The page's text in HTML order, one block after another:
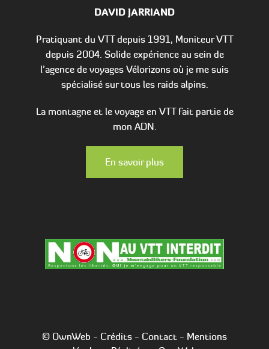
DAVID JARRIAND
Pratiquant du VTT depuis 1991, Moniteur VTT
depuis 2004. Solide expérience au sein de
l’agence de voyages Vélorizons où je me suis
spécialisé sur tous les raids alpins.
La montagne et le voyage en VTT fait partie de
mon ADN.
En savoir plus
© OwnWeb - Crédits - Contact - Mentions